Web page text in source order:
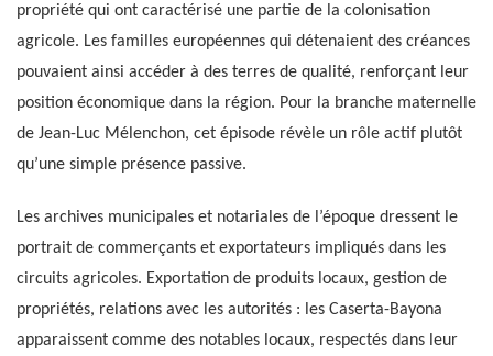
propriété qui ont caractérisé une partie de la colonisation
agricole. Les familles européennes qui détenaient des créances
pouvaient ainsi accéder à des terres de qualité, renforçant leur
position économique dans la région. Pour la branche maternelle
de Jean-Luc Mélenchon, cet épisode révèle un rôle actif plutôt
qu’une simple présence passive.
Les archives municipales et notariales de l’époque dressent le
portrait de commerçants et exportateurs impliqués dans les
circuits agricoles. Exportation de produits locaux, gestion de
propriétés, relations avec les autorités : les Caserta-Bayona
apparaissent comme des notables locaux, respectés dans leur